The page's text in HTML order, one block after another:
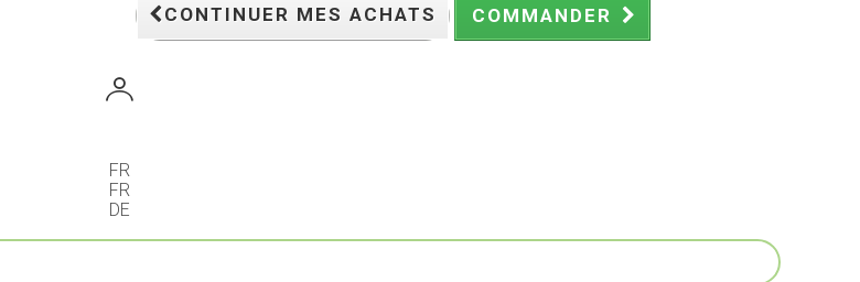
CONTINUER MES ACHATS COMMANDER
FR
FR
DE